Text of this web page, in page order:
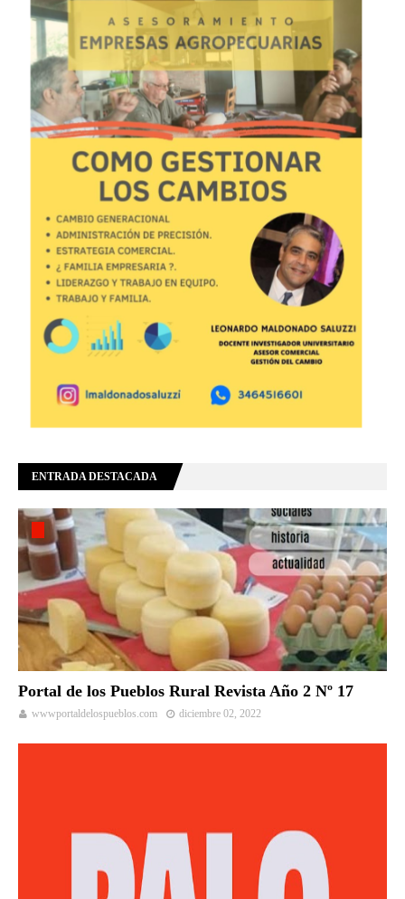
ENTRADA DESTACADA
Portal de los Pueblos Rural Revista Año 2 Nº 17
wwwportaldelospueblos.com diciembre 02, 2022